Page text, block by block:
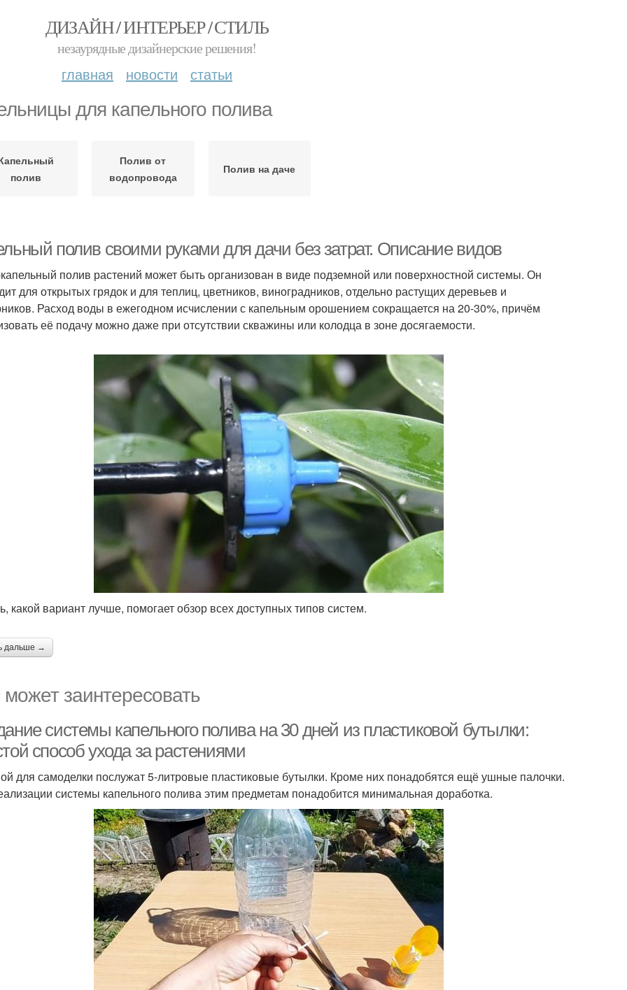
ДИЗАЙН / ИНТЕРЬЕР / СТИЛЬ
незаурядные дизайнерские решения!
главная новости статьи
для капельного полива
полив
Полив от
водопровода
Полив на даче
полив своими руками для дачи без затрат. Описание видов
полив растений может быть организован в виде подземной или поверхностной системы. Он
для открытых грядок и для теплиц, цветников, виноградников, отдельно растущих деревьев и
Расход воды в ежегодном исчислении с капельным орошением сокращается на 20-30%, причём
её подачу можно даже при отсутствии скважины или колодца в зоне досягаемости.
какой вариант лучше, помогает обзор всех доступных типов систем.
дальше →
заинтересовать
системы капельного полива на 30 дней из пластиковой бутылки:
способ ухода за растениями
для самоделки послужат 5-литровые пластиковые бутылки. Кроме них понадобятся ещё ушные палочки.
системы капельного полива этим предметам понадобится минимальная доработка.